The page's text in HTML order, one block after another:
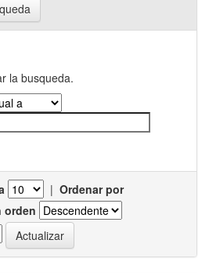
la busqueda.
| Ordenar por
orden